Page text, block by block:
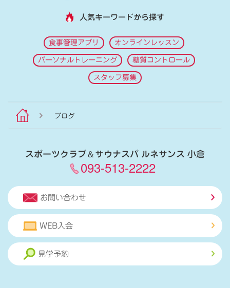
人気キーワードから探す
食事管理アプリ オンラインレッスン
パーソナルトレーニング 糖質コントロール
スタッフ募集
ブログ
スポーツクラブ＆サウナスパ ルネサンス 小倉
093-513-2222
お問い合わせ
WEB入会
見学予約